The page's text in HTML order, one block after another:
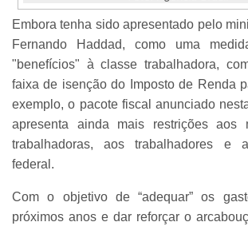
Embora tenha sido apresentado pelo
Fernando Haddad, como uma
"benefícios" à classe trabalhadora,
faixa de isenção do Imposto de Renda
exemplo, o pacote fiscal anunciado
apresenta ainda mais restrições aos
trabalhadoras, aos trabalhadores e
federal.
Com o objetivo de “adequar” os
próximos anos e dar reforçar o